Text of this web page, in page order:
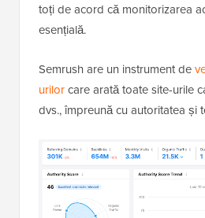
toți de acord că monitorizarea
esențială.
Semrush are un instrument de
urilorcare arată toate site-urile
dvs., împreună cu autoritatea și